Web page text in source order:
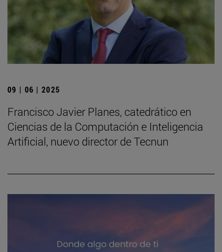
09 | 06 | 2025
Francisco Javier Planes, catedrático en
Ciencias de la Computación e Inteligencia
Artificial, nuevo director de Tecnun